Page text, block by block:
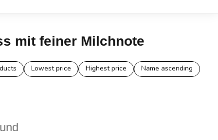
mit feiner Milchnote
Lowest price Highest price
Name ascending